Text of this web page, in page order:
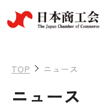
TOP ニュース
ニュース